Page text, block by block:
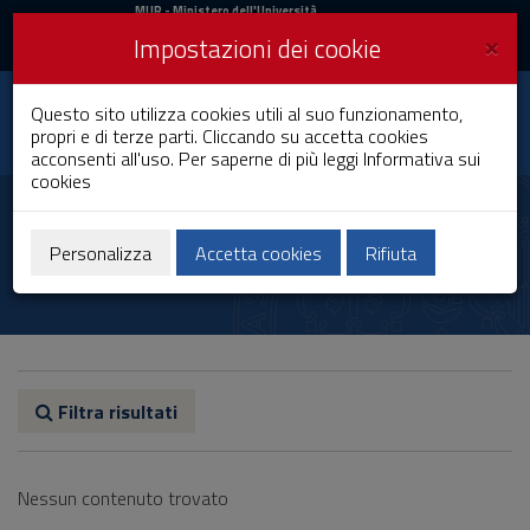
Vai
al
navigazione
sito
Footer
MIUR
Accedi
MUR- Ministero dell'Università
Accedi UniCA News
Toggle
navigation
Università degli
Studi di Cagliari
Mauro Pala
Filtra risultati
Nessun contenuto trovato
×
Impostazioni dei cookie
Questo sito utilizza cookies utili al suo funzionamento,
propri e di terze parti. Cliccando su accetta cookies
acconsenti all'uso. Per saperne di più leggi Informativa sui
cookies
Personalizza Accetta cookies Rifiuta